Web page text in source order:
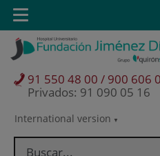
Saltar al contenido
Saltar
contenido
Selector
idioma
International version
91 550 48 00 / 900 606
Privados: 91 090 05 16
Toggle
navigation